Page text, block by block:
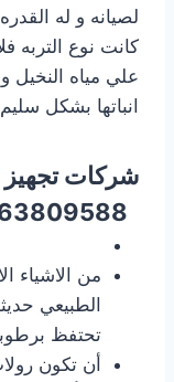
لصيانه و له
كانت نوع التربه
علي مياه النخيل
انباتها بشكل
شركات تجهيز
من الاشياء
الطبيعي
تحتفظ
أن تكون